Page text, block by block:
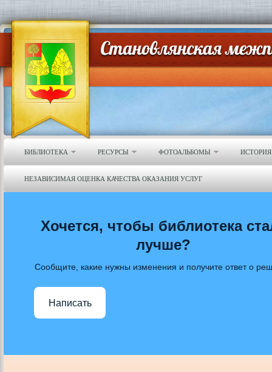
БИБЛИОТЕКА РЕСУРСЫ ФОТОАЛЬБОМЫ
НЕЗАВИСИМАЯ ОЦЕНКА КАЧЕСТВА ОКАЗАНИЯ УСЛУГ
Хочется, чтобы библиотека
лучше?
Сообщите, какие нужны изменения и получите ответ о
Написать